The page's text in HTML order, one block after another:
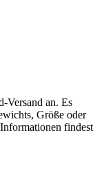
Versand an. Es
Größe oder
findest